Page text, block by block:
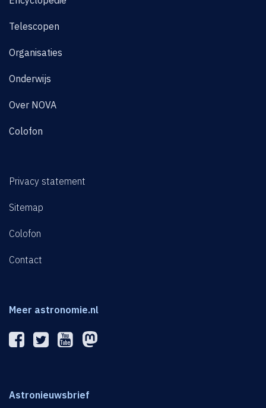
Telescopen
Organisaties
Onderwijs
Over NOVA
Colofon
Privacy statement
Sitemap
Colofon
Contact
Meer astronomie.nl
Astronieuwsbrief